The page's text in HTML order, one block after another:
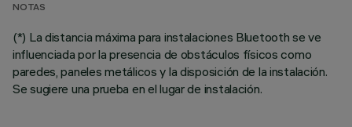
NOTAS
(*) La distancia máxima para instalaciones Bluetooth se ve
influenciada por la presencia de obstáculos físicos como
paredes, paneles metálicos y la disposición de la instalación.
Se sugiere una prueba en el lugar de instalación.